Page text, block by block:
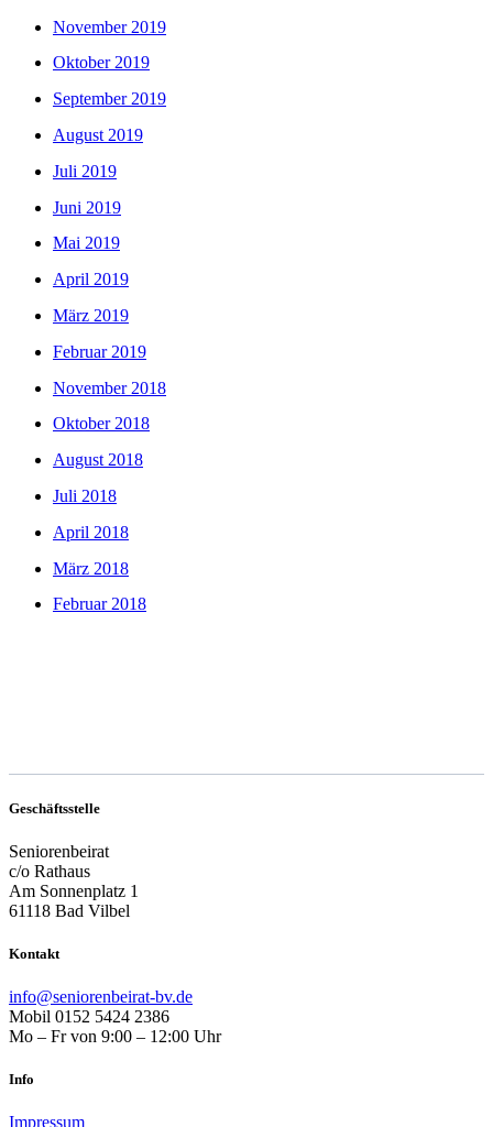
November 2019
Oktober 2019
September 2019
August 2019
Juli 2019
Juni 2019
Mai 2019
April 2019
März 2019
Februar 2019
November 2018
Oktober 2018
August 2018
Juli 2018
April 2018
März 2018
Februar 2018
Geschäftsstelle
Seniorenbeirat
c/o Rathaus
Am Sonnenplatz 1
61118 Bad Vilbel
Kontakt
info@seniorenbeirat-bv.de
Mobil 0152 5424 2386
Mo – Fr von 9:00 – 12:00 Uhr
Info
Impressum